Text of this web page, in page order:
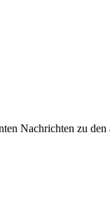
Nachrichten zu